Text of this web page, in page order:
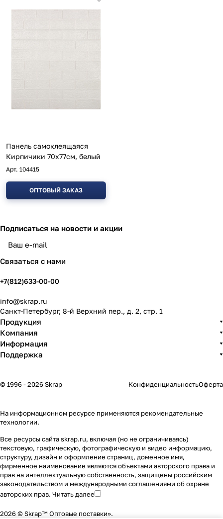
Панель самоклеящаяся
Кирпичики 70х77см, белый
Арт. 104415
ОПТОВЫЙ ЗАКАЗ
Подписаться на новости и акции
Связаться с нами
+7(812)633-00-00
info@skrap.ru
Санкт-Петербург, 8-й Верхний пер., д. 2, стр. 1
Продукция
Компания
Информация
Поддержка
© 1996 - 2026 Skrap КонфиденциальностьОферта
На информационном ресурсе применяются рекомендательные
технологии.
Все ресурсы сайта skrap.ru, включая (но не ограничиваясь)
текстовую, графическую, фотографическую и видео информацию,
структуру, дизайн и оформление страниц, доменное имя,
фирменное наименование являются объектами авторского права и
прав на интеллектуальную собственность, защищены российским
законодательством и международными соглашениями об охране
авторских прав. Читать далее
2026 © Skrap™ Оптовые поставки».